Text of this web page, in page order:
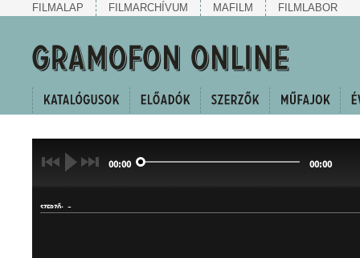
FILMALAP FILMARCHÍVUM MAFILM FILMLABOR
00:00 00:00
SZERZŐ: -